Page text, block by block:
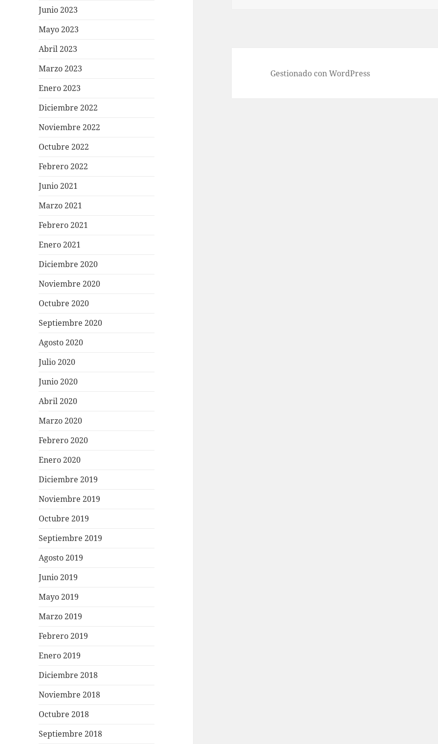
Junio 2023
Mayo 2023
Abril 2023
Marzo 2023
Enero 2023
Diciembre 2022
Noviembre 2022
Octubre 2022
Febrero 2022
Junio 2021
Marzo 2021
Febrero 2021
Enero 2021
Diciembre 2020
Noviembre 2020
Octubre 2020
Septiembre 2020
Agosto 2020
Julio 2020
Junio 2020
Abril 2020
Marzo 2020
Febrero 2020
Enero 2020
Diciembre 2019
Noviembre 2019
Octubre 2019
Septiembre 2019
Agosto 2019
Junio 2019
Mayo 2019
Marzo 2019
Febrero 2019
Enero 2019
Diciembre 2018
Noviembre 2018
Octubre 2018
Septiembre 2018
Gestionado con WordPress